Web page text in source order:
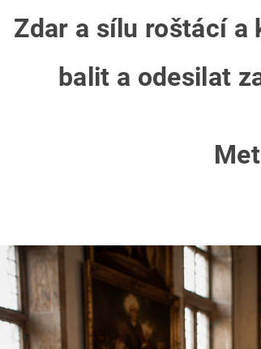
Zdar a sílu roštácí a
balit a odesilat